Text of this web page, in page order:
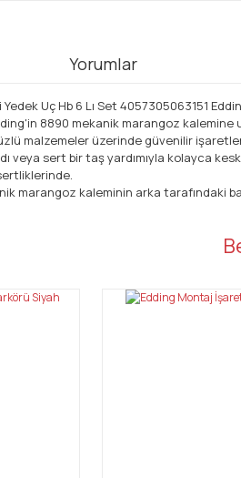
Yorumlar
Uç Hb 6 Lı Set 4057305063151
8890 mekanik marangoz kalemine
malzemeler üzerinde güvenilir
veya sert bir taş yardımıyla kolayca
marangoz kaleminin arka tarafındaki
ve diğer konularda yetersiz